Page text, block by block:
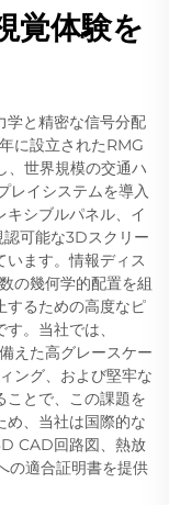
覚体験を
学と精密な信号分配
に設立されたRMG
、世界規模の交通ハ
イシステムを導入
キシブルパネル、イ
可能な3Dスクリー
います。情報ディス
の幾何学的配置を組
するための高度なピ
。当社では、
えた高グレースケー
ング、および堅牢な
ことで、この課題を
め、当社は国際的な
CAD回路図、熱放
の適合証明書を提供